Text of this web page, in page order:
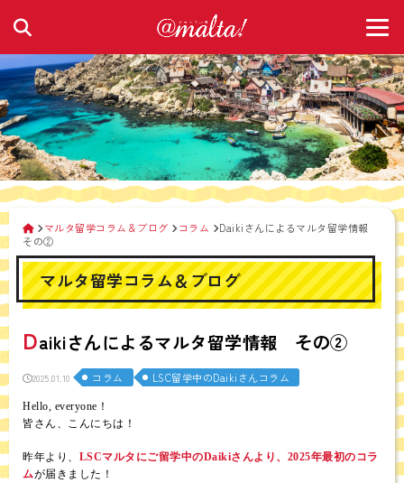
マルタ留学コラム＆ブログ コラム
Daikiさんによるマルタ留学情報
その②
マルタ留学コラム＆ブログ
Daikiさんによるマルタ留学情報 その②
2025.01.10 コラム LSC留学中のDaikiさんコラム
Hello, everyone！
皆さん、こんにちは！
昨年より、 LSCマルタにご留学中のDaikiさんより、2025年最初のコラ
ムが届きました！